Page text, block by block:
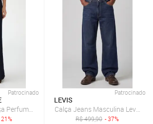
Patrocinado
Perfume Wide Leg Lisa Azul
21%
Patrocinado
LEVIS
Calça Jeans Masculina Levis
R$499,90 - 37%